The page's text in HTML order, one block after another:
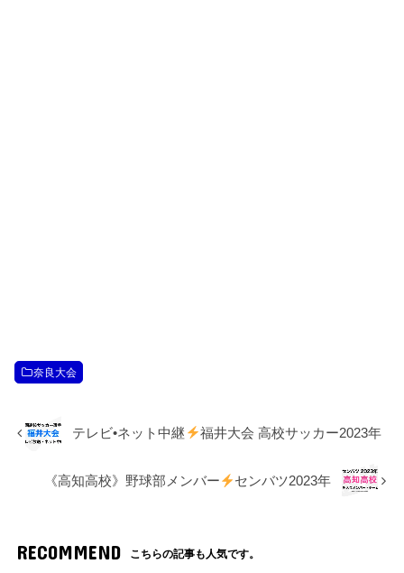
奈良大会
テレビ•ネット中継 福井大会 高校サッカー2023年
《高知高校》野球部メンバー センバツ2023年
RECOMMEND こちらの記事も人気です。